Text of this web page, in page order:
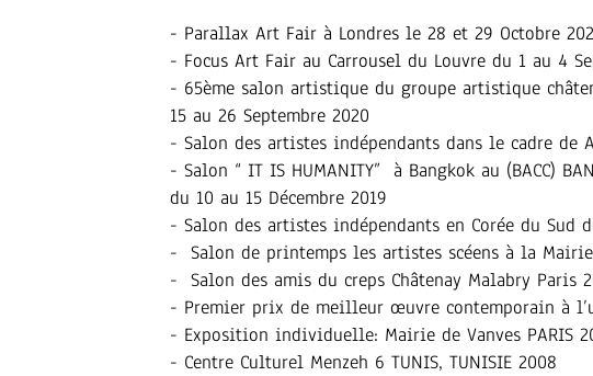
- Parallax Art Fair à Londres le 28 et 29 Octobre
- Focus Art Fair au Carrousel du Louvre du 1 au 4
- 65ème salon artistique du groupe artistique
15 au 26 Septembre 2020
- Salon des artistes indépendants dans le cadre de
- Salon “ IT IS HUMANITY” à Bangkok au (BACC)
du 10 au 15 Décembre 2019
- Salon des artistes indépendants en Corée du Sud
- Salon de printemps les artistes scéens à la Mairie
- Salon des amis du creps Châtenay Malabry Paris
- Premier prix de meilleur œuvre contemporain à
- Exposition individuelle: Mairie de Vanves PARIS
- Centre Culturel Menzeh 6 TUNIS, TUNISIE 2008